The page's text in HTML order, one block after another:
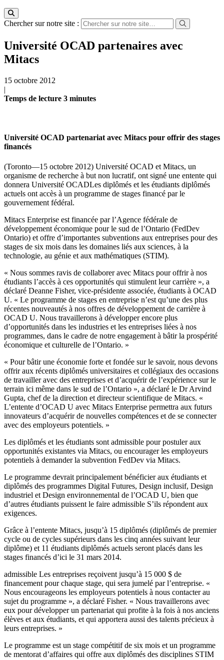
Chercher sur notre site :
Université OCAD partenaires avec
Mitacs
15 octobre 2012
|
Temps de lecture 3 minutes
Université OCAD partenariat avec Mitacs pour offrir des stages
financés
(Toronto—15 octobre 2012) Université OCAD et Mitacs, un
organisme de recherche à but non lucratif, ont signé une entente qui
donnera Université OCADLes diplômés et les étudiants diplômés
actuels ont accès à un programme de stages financé par le
gouvernement fédéral.
Mitacs Enterprise est financée par l’Agence fédérale de
développement économique pour le sud de l’Ontario (FedDev
Ontario) et offre d’importantes subventions aux entreprises pour des
stages de six mois dans les domaines liés aux sciences, à la
technologie, au génie et aux mathématiques (STIM).
« Nous sommes ravis de collaborer avec Mitacs pour offrir à nos
étudiants l’accès à ces opportunités qui stimulent leur carrière », a
déclaré Deanne Fisher, vice-présidente associée, étudiants à OCAD
U. « Le programme de stages en entreprise n’est qu’une des plus
récentes nouveautés à nos offres de développement de carrière à
OCAD U. Nous travaillerons à développer encore plus
d’opportunités dans les industries et les entreprises liées à nos
programmes, dans le cadre de notre engagement à bâtir la prospérité
économique et culturelle de l’Ontario. »
« Pour bâtir une économie forte et fondée sur le savoir, nous devons
offrir aux récents diplômés universitaires et collégiaux des occasions
de travailler avec des entreprises et d’acquérir de l’expérience sur le
terrain ici même dans le sud de l’Ontario », a déclaré le Dr Arvind
Gupta, chef de la direction et directeur scientifique de Mitacs. «
L’entente d’OCAD U avec Mitacs Enterprise permettra aux futurs
innovateurs d’acquérir de nouvelles compétences et de se connecter
avec des employeurs potentiels. »
Les diplômés et les étudiants sont admissible pour postuler aux
opportunités existantes via Mitacs, ou encourager les employeurs
potentiels à demander la subvention FedDev via Mitacs.
Le programme devrait principalement bénéficier aux étudiants et
diplômés des programmes Digital Futures, Design inclusif, Design
industriel et Design environnemental de l’OCAD U, bien que
d’autres étudiants puissent le faire admissible S’ils répondent aux
exigences.
Grâce à l’entente Mitacs, jusqu’à 15 diplômés (diplômés de premier
cycle ou de cycles supérieurs dans les cinq années suivant leur
diplôme) et 11 étudiants diplômés actuels seront placés dans les
stages financés d’ici le 31 mars 2014.
admissible Les entreprises reçoivent jusqu’à 15 000 $ de
financement pour chaque stage, qui sera jumelé par l’entreprise. «
Nous encourageons les employeurs potentiels à nous contacter au
sujet du programme », a déclaré Fisher. « Nous travaillerons avec
eux pour développer un partenariat qui profite à la fois à nos anciens
élèves et aux étudiants, et qui apportera aussi des talents précieux à
leurs entreprises. »
Le programme est un stage compétitif de six mois et un programme
de mentorat d’affaires qui offre aux diplômés des disciplines STIM